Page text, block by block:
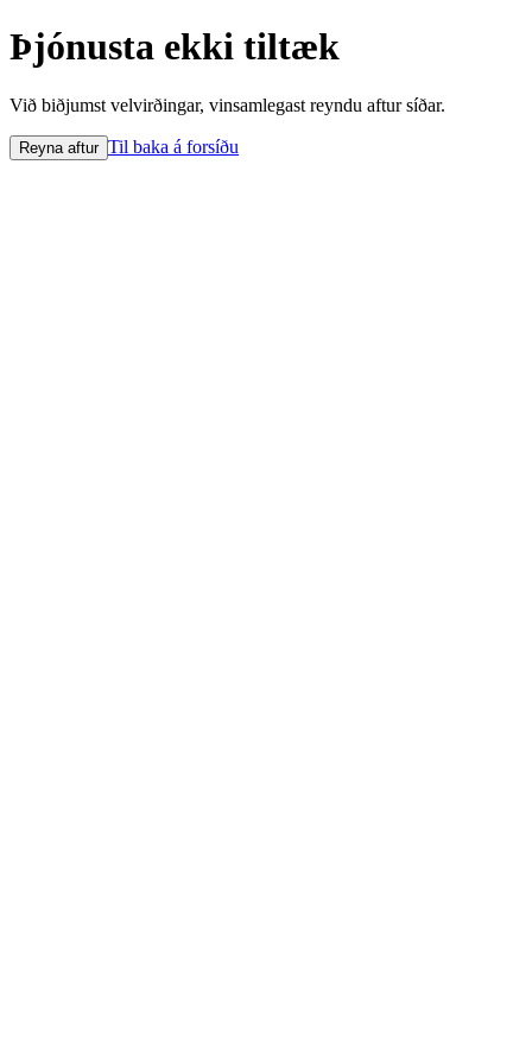
Þjónusta ekki tiltæk
Við biðjumst velvirðingar, vinsamlegast reyndu aftur síðar.
Reyna aftur Til baka á forsíðu